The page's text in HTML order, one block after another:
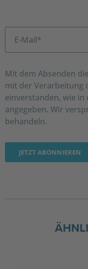
Mit dem Absenden
mit der Verarbeitung
einverstanden, wie in
angegeben. Wir
behandeln.